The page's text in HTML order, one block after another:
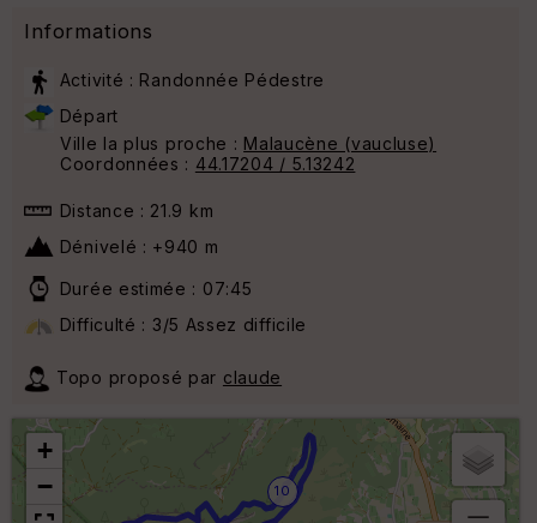
Informations
Activité : Randonnée Pédestre
Départ
Ville la plus proche : Malaucène (vaucluse)
Coordonnées : 44.17204 / 5.13242
Distance : 21.9 km
Dénivelé : +940 m
Durée estimée : 07:45
Difficulté : 3/5 Assez difficile
Topo proposé par claude
10
+
−